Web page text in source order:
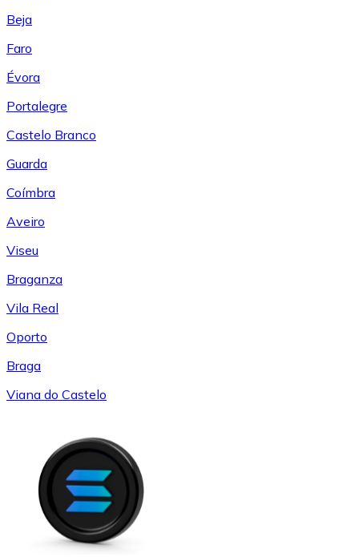
Beja
Faro
Évora
Portalegre
Castelo Branco
Guarda
Coímbra
Aveiro
Viseu
Braganza
Vila Real
Oporto
Braga
Viana do Castelo